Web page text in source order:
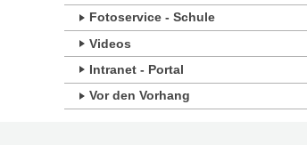
Fotoservice - Schule
Videos
Intranet - Portal
Vor den Vorhang